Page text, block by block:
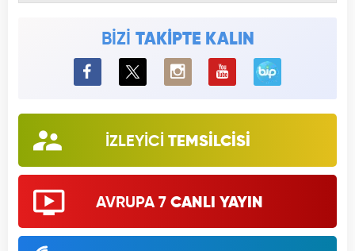
BİZİ TAKİPTE KALIN
BiP
İZLEYİCİ TEMSİLCİSİ
AVRUPA 7 CANLI YAYIN